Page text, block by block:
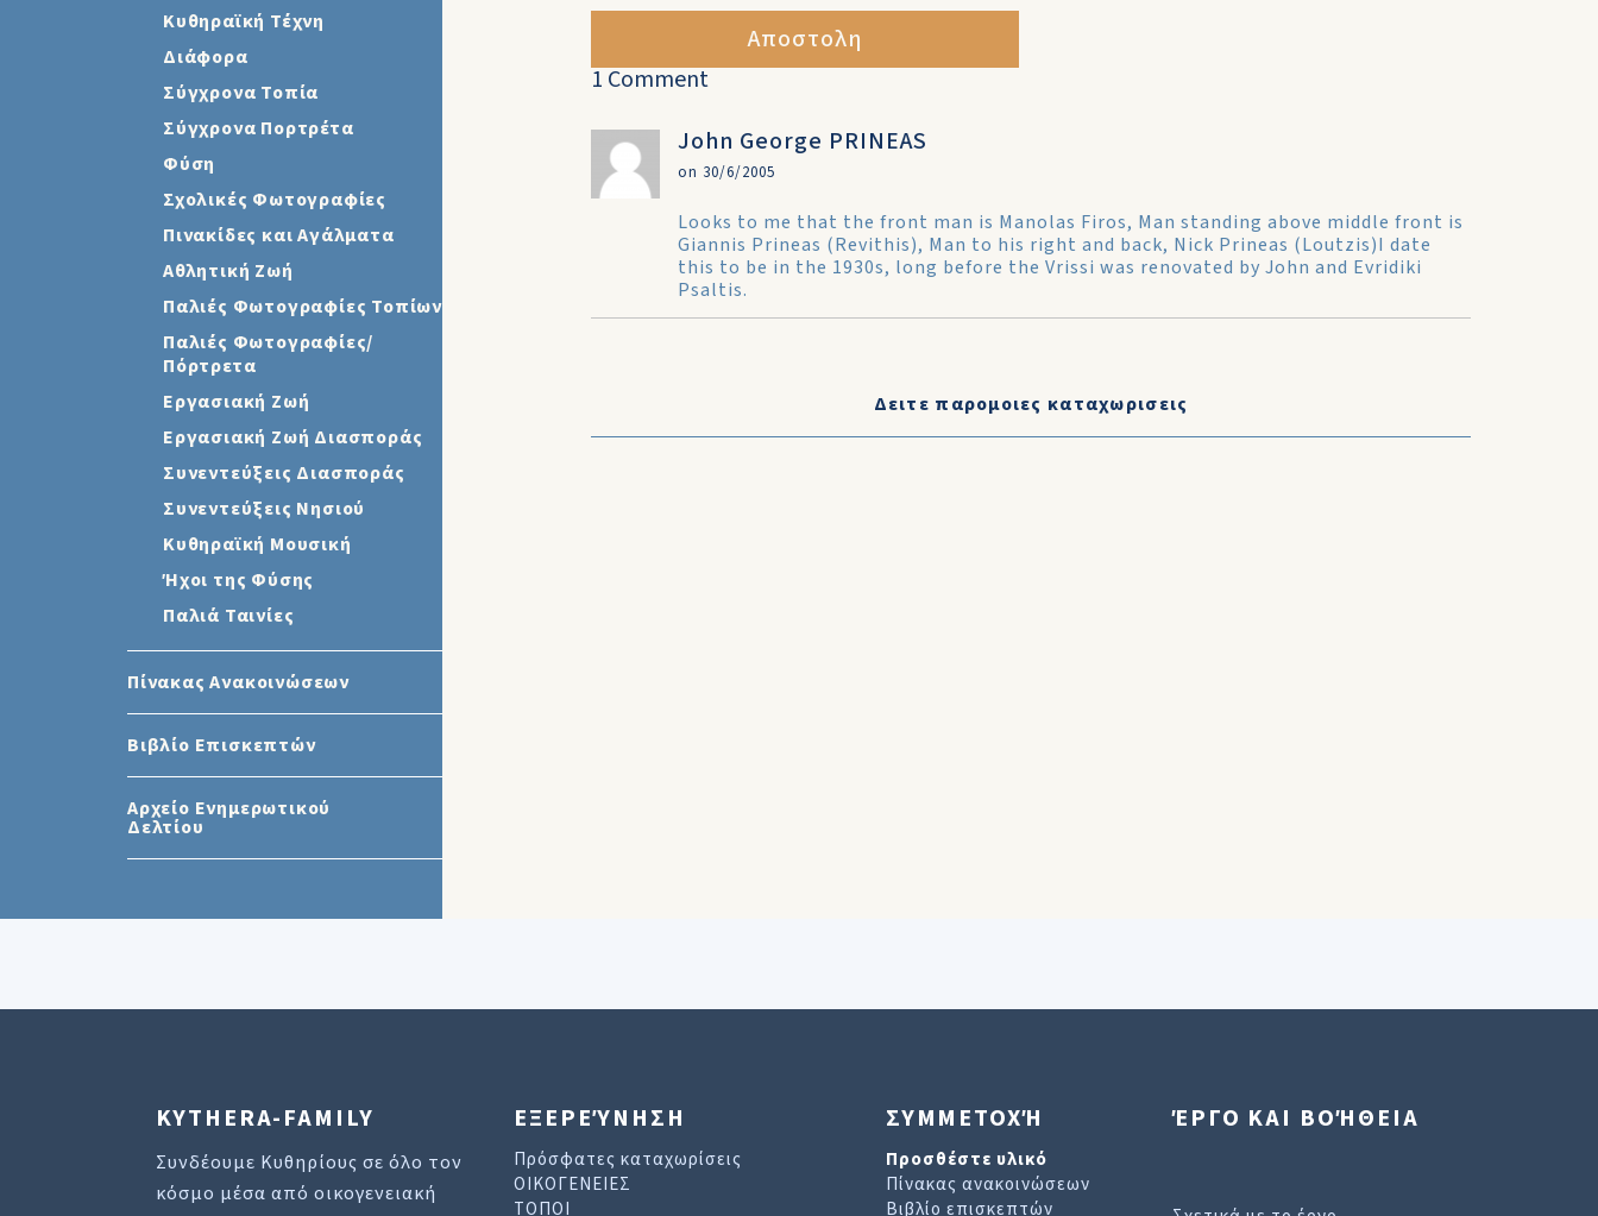
Κυθηραϊκή Τέχνη
Διάφορα
Σύγχρονα Τοπία
Σύγχρονα Πορτρέτα
Φύση
Σχολικές Φωτογραφίες
Πινακίδες και Αγάλματα
Αθλητική Ζωή
Παλιές Φωτογραφίες Τοπίων
Παλιές Φωτογραφίες/
Πόρτρετα
Εργασιακή Ζωή
Εργασιακή Ζωή Διασποράς
Συνεντεύξεις Διασποράς
Συνεντεύξεις Νησιού
Κυθηραϊκή Μουσική
Ήχοι της Φύσης
Παλιά Ταινίες
Πίνακας Ανακοινώσεων
Βιβλίο Επισκεπτών
Αρχείο Ενημερωτικού
Δελτίου
Αποστολη
1 Comment
John George PRINEAS
on 30/6/2005
Looks to me that the front man is Manolas Firos, Man standing above middle front is
Giannis Prineas (Revithis), Man to his right and back, Nick Prineas (Loutzis)I date
this to be in the 1930s, long before the Vrissi was renovated by John and Evridiki
Psaltis.
Δειτε παρομοιες καταχωρισεις
KYTHERA-FAMILY
Συνδέουμε Κυθηρίους σε όλο τον
κόσμο μέσα από οικογενειακή
ΕΞΕΡΕΎΝΗΣΗ
Πρόσφατες καταχωρίσεις
ΟΙΚΟΓΕΝΕΙΕΣ
ΤΟΠΟΙ
ΣΥΜΜΕΤΟΧΉ
Προσθέστε υλικό
Πίνακας ανακοινώσεων
Βιβλίο επισκεπτών
ΈΡΓΟ ΚΑΙ ΒΟΉΘΕΙΑ